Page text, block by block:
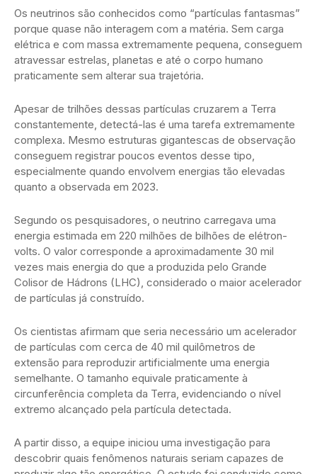
Os neutrinos são conhecidos como “partículas fantasmas”
porque quase não interagem com a matéria. Sem carga
elétrica e com massa extremamente pequena, conseguem
atravessar estrelas, planetas e até o corpo humano
praticamente sem alterar sua trajetória.
Apesar de trilhões dessas partículas cruzarem a Terra
constantemente, detectá-las é uma tarefa extremamente
complexa. Mesmo estruturas gigantescas de observação
conseguem registrar poucos eventos desse tipo,
especialmente quando envolvem energias tão elevadas
quanto a observada em 2023.
Segundo os pesquisadores, o neutrino carregava uma
energia estimada em 220 milhões de bilhões de elétron-
volts. O valor corresponde a aproximadamente 30 mil
vezes mais energia do que a produzida pelo Grande
Colisor de Hádrons (LHC), considerado o maior acelerador
de partículas já construído.
Os cientistas afirmam que seria necessário um acelerador
de partículas com cerca de 40 mil quilômetros de
extensão para reproduzir artificialmente uma energia
semelhante. O tamanho equivale praticamente à
circunferência completa da Terra, evidenciando o nível
extremo alcançado pela partícula detectada.
A partir disso, a equipe iniciou uma investigação para
descobrir quais fenômenos naturais seriam capazes de